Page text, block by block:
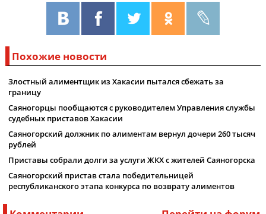
Похожие новости
Злостный алиментщик из Хакасии пытался сбежать за
границу
Саяногорцы пообщаются с руководителем Управления службы
судебных приставов Хакасии
Саяногорский должник по алиментам вернул дочери 260 тысяч
рублей
Приставы собрали долги за услуги ЖКХ с жителей Саяногорска
Саяногорский пристав стала победительницей
республиканского этапа конкурса по возврату алиментов